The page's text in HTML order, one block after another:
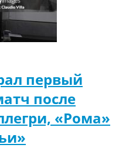
первый
после
«Рома»